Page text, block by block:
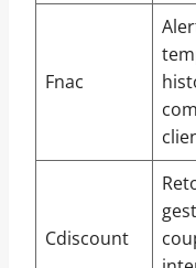
Fnac
Cdiscount